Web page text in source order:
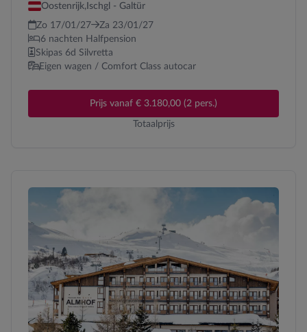
Oostenrijk, Ischgl - Galtür
Zo 17/01/27
Za 23/01/27
6 nachten Halfpension
Skipas 6d Silvretta
Eigen wagen / Comfort Class autocar
Prijs vanaf € 3.180,00 (2 pers.)
Totaalprijs